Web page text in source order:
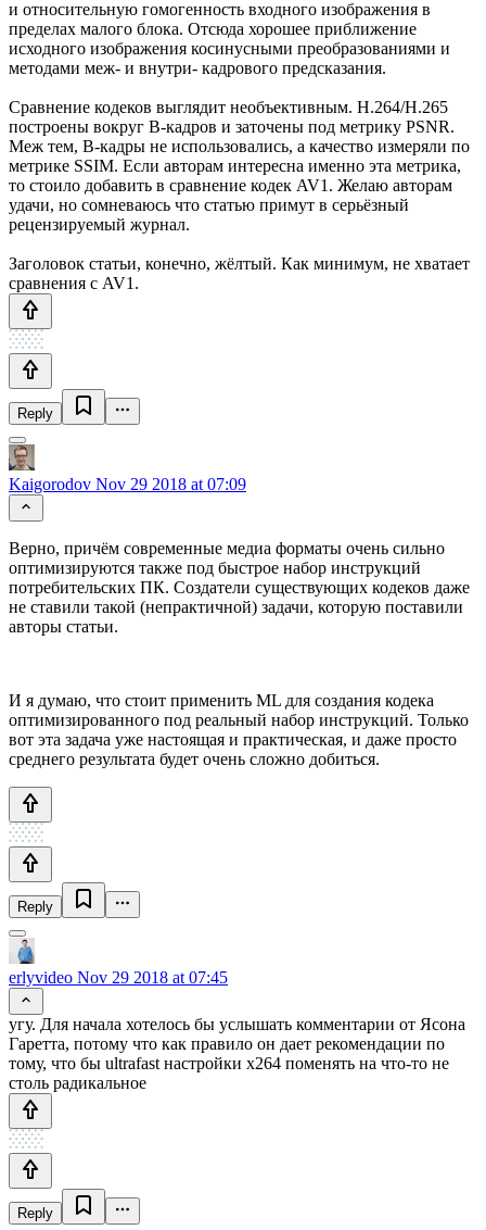
и относительную гомогенность входного изображения в
пределах малого блока. Отсюда хорошее приближение
исходного изображения косинусными преобразованиями и
методами меж- и внутри- кадрового предсказания.
Сравнение кодеков выглядит необъективным. Н.264/Н.265
построены вокруг В-кадров и заточены под метрику PSNR.
Меж тем, В-кадры не использовались, а качество измеряли по
метрике SSIM. Если авторам интересна именно эта метрика,
то стоило добавить в сравнение кодек AV1. Желаю авторам
удачи, но сомневаюсь что статью примут в серьёзный
рецензируемый журнал.
Заголовок статьи, конечно, жёлтый. Как минимум, не хватает
сравнения с AV1.
Reply
Kaigorodov Nov 29 2018 at 07:09
Верно, причём современные медиа форматы очень сильно
оптимизируются также под быстрое набор инструкций
потребительских ПК. Создатели существующих кодеков даже
не ставили такой (непрактичной) задачи, которую поставили
авторы статьи.
И я думаю, что стоит применить ML для создания кодека
оптимизированного под реальный набор инструкций. Только
вот эта задача уже настоящая и практическая, и даже просто
среднего результата будет очень сложно добиться.
Reply
erlyvideo Nov 29 2018 at 07:45
угу. Для начала хотелось бы услышать комментарии от Ясона
Гаретта, потому что как правило он дает рекомендации по
тому, что бы ultrafast настройки x264 поменять на что-то не
столь радикальное
Reply